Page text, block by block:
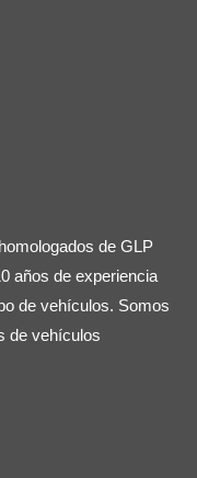
de GLP
años de experiencia
de vehículos. Somos
de vehículos